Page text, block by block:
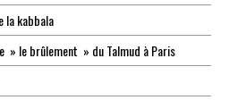
la kabbala
» le brûlement » du Talmud à Paris